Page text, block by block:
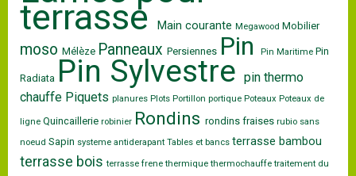
terrasse Main courante Megawood Mobilier
moso Mélèze Panneaux Persiennes Pin Pin Maritime Pin
Radiata Pin Sylvestre pin thermo
chauffe Piquets planures Plots Portillon portique Poteaux Poteaux de
ligne Quincaillerie robinier Rondins rondins fraises rubio sans
noeud Sapin systeme antiderapant Tables et bancs terrasse bambou
terrasse boisterrasse frenethermiquethermochauffetraitement du